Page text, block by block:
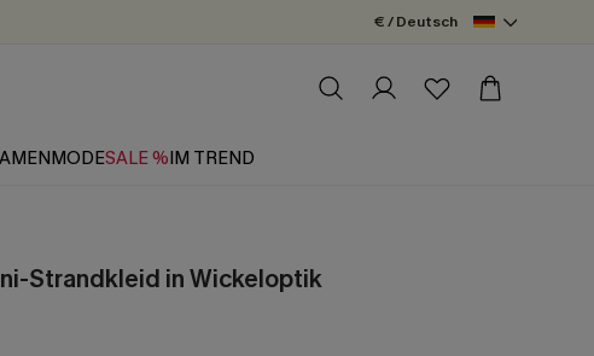
€ / Deutsch
SALE %IM TREND
Strandkleid in Wickeloptik